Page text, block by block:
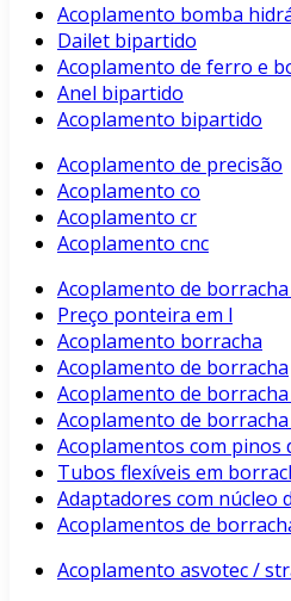
Acoplamento bomba
Dailet bipartido
Acoplamento de ferro e
Anel bipartido
Acoplamento bipartido
Acoplamento de precisão
Acoplamento co
Acoplamento cr
Acoplamento cnc
Acoplamento de
Preço ponteira em l
Acoplamento borracha
Acoplamento de borracha
Acoplamento de
Acoplamento de
Acoplamentos com pinos
Tubos flexíveis em
Adaptadores com núcleo
Acoplamentos de
Acoplamento asvotec /